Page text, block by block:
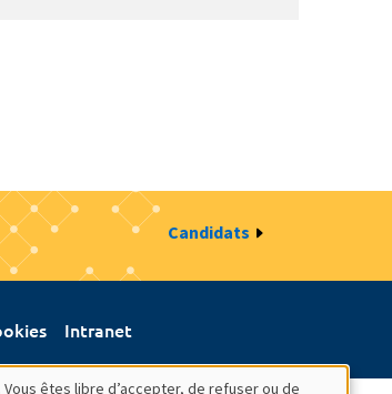
Candidats
Intranet
êtes libre d’accepter, de refuser ou de